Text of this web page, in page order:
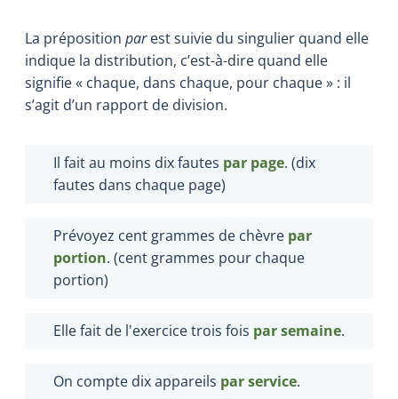
La préposition parest suivie du singulier quand elle
indique la distribution, c’est-à-dire quand elle
signifie « chaque, dans chaque, pour chaque » : il
s’agit d’un rapport de division.
Il fait au moins dix fautes par page. (dix
fautes dans chaque page)
Prévoyez cent grammes de chèvre par
portion. (cent grammes pour chaque
portion)
Elle fait de l'exercice trois fois par semaine.
On compte dix appareils par service.